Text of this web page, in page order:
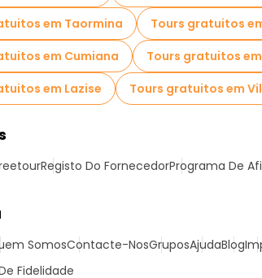
em Taormina
Tours gratuitos
em Cumiana
Tours gratuitos
em Lazise
Tours gratuitos em
Registo Do FornecedorPrograma De
SomosContacte-NosGruposAjudaBlog
Fidelidade